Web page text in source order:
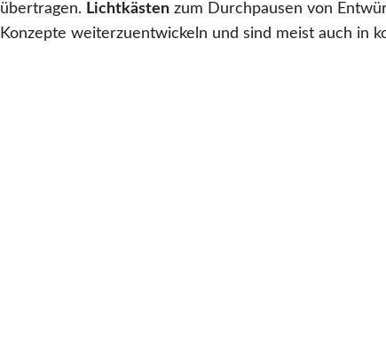
übertragen. Lichtkästen zum Durchpausen von
Konzepte weiterzuentwickeln und sind meist auch in